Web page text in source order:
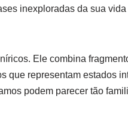
inexploradas da sua
Ele combina
que representam estados
podem parecer tão